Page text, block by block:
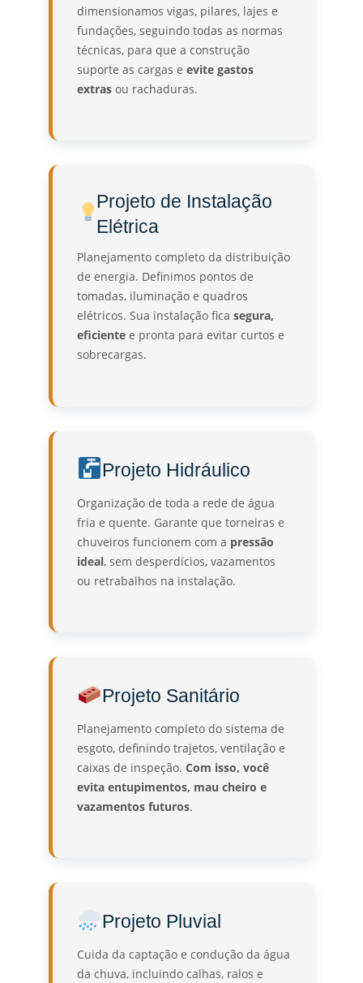
dimensionamos vigas, pilares, lajes e
fundações, seguindo todas as normas
técnicas, para que a construção
suporte as cargas e evite gastos
extras ou rachaduras.
Projeto de Instalação
Elétrica
Planejamento completo da distribuição
de energia. Definimos pontos de
tomadas, iluminação e quadros
elétricos. Sua instalação fica segura,
eficiente e pronta para evitar curtos e
sobrecargas.
Projeto Hidráulico
Organização de toda a rede de água
fria e quente. Garante que torneiras e
chuveiros funcionem com a pressão
ideal, sem desperdícios, vazamentos
ou retrabalhos na instalação.
Projeto Sanitário
Planejamento completo do sistema de
esgoto, definindo trajetos, ventilação e
caixas de inspeção. Com isso, você
evita entupimentos, mau cheiro e
vazamentos futuros.
Projeto Pluvial
Cuida da captação e condução da água
da chuva, incluindo calhas, ralos e